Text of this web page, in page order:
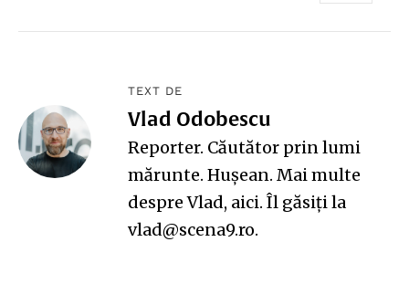
TEXT DE
Vlad Odobescu
Reporter. Căutător prin lumi
mărunte. Hușean. Mai multe
despre Vlad, aici. Îl găsiți la
vlad@scena9.ro.